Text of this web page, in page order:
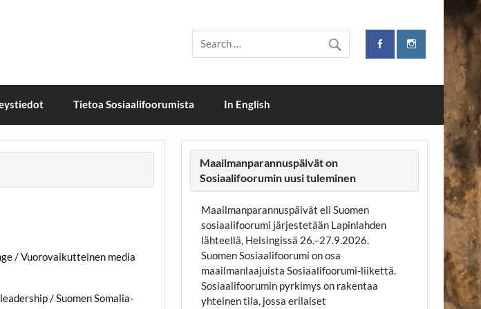
Tietoa Sosiaalifoorumista In English
/ Vuorovaikutteinen media
/ Suomen Somalia-
Maailmanparannuspäivät on
Sosiaalifoorumin uusi tuleminen
Maailmanparannuspäivät eli Suomen
sosiaalifoorumi järjestetään Lapinlahden
lähteellä, Helsingissä 26.–27.9.2026.
Suomen Sosiaalifoorumi on osa
maailmanlaajuista Sosiaalifoorumi-liikettä.
Sosiaalifoorumin pyrkimys on rakentaa
yhteinen tila, jossa erilaiset